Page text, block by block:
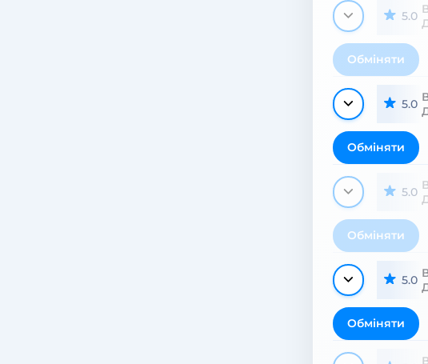
5.0
Обміняти
5.0
Обміняти
5.0
Обміняти
5.0
Обміняти